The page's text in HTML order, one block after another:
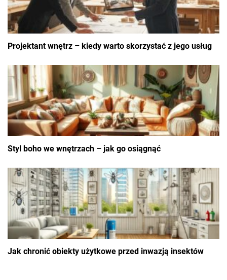
Projektant wnętrz – kiedy warto skorzystać z jego usług
Styl boho we wnętrzach – jak go osiągnąć
Jak chronić obiekty użytkowe przed inwazją insektów